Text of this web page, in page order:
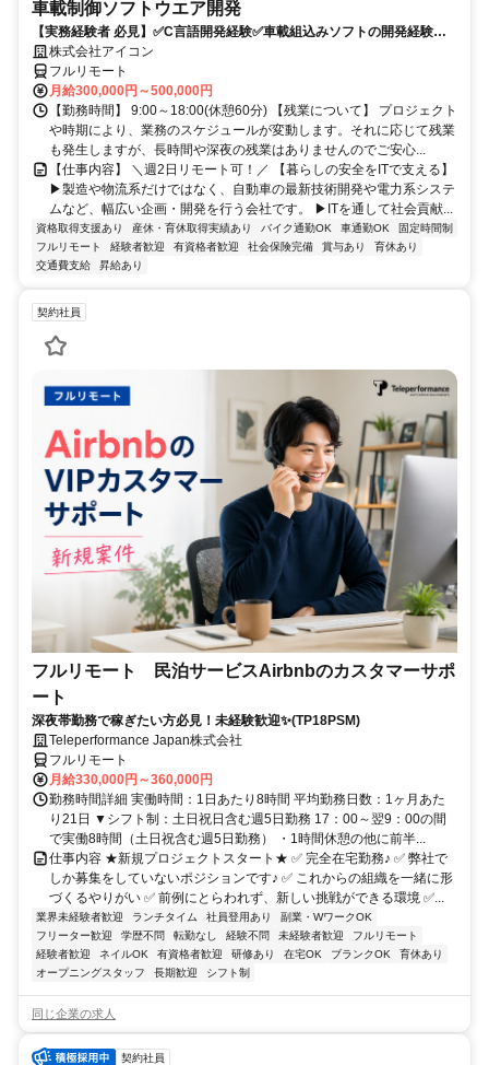
車載制御ソフトウエア開発
【実務経験者 必見】✅C言語開発経験✅車載組込みソフトの開発経験 ✅
年間休日126日+有給✅週2程度リモート可✅9時～18時勤務
株式会社アイコン
フルリモート
月給300,000円～500,000円
【勤務時間】 9:00～18:00(休憩60分) 【残業について】 プロジェクト
や時期により、業務のスケジュールが変動します。それに応じて残業
も発生しますが、長時間や深夜の残業はありませんのでご安心...
【仕事内容】 ＼週2日リモート可！／ 【暮らしの安全をITで支える】
▶製造や物流系だけではなく、自動車の最新技術開発や電力系システ
ムなど、幅広い企画・開発を行う会社です。 ▶ITを通して社会貢献...
資格取得支援あり 産休・育休取得実績あり バイク通勤OK 車通勤OK
固定時間制
フルリモート
経験者歓迎 有資格者歓迎 社会保険完備 賞与あり
育休あり
交通費支給
昇給あり
契約社員
フルリモート 民泊サービスAirbnbのカスタマーサポ
ート
深夜帯勤務で稼ぎたい方必見！未経験歓迎✨(TP18PSM)
Teleperformance Japan株式会社
フルリモート
月給330,000円～360,000円
勤務時間詳細 実働時間：1日あたり8時間 平均勤務日数：1ヶ月あた
り21日 ▼シフト制：土日祝日含む週5日勤務 17：00～翌9：00の間
で実働8時間（土日祝含む週5日勤務） ・1時間休憩の他に前半...
仕事内容 ★新規プロジェクトスタート★ ✅ 完全在宅勤務♪ ✅ 弊社で
しか募集をしていないポジションです♪ ✅ これからの組織を一緒に形
づくるやりがい ✅ 前例にとらわれず、新しい挑戦ができる環境 ✅...
業界未経験者歓迎 ランチタイム 社員登用あり
副業・WワークOK
フリーター歓迎
学歴不問 転勤なし 経験不問 未経験者歓迎
フルリモート
経験者歓迎
ネイルOK 有資格者歓迎 研修あり 在宅OK ブランクOK
育休あり
オープニングスタッフ
長期歓迎 シフト制
同じ企業の求人
契約社員